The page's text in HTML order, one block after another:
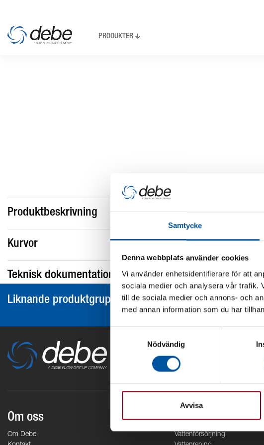
Samtycke
Denna webbplats använder cookies
Vi använder enhetsidentifierare för att
sociala medier och analysera vår trafik.
till de sociala medier och annons- och
med annan information som du har
Nödvändig
Avvisa
PRODUKTER
Produktbeskrivning
Kurvor
Teknisk dokumentation
Liknande produktgrupper
Om oss
Om Debe
Områden
Vattenförsörjning